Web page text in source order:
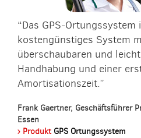
“Das GPS­-
kostengünstiges System
überschaubaren und
Handhabung und einer
Amortisationszeit.”
Frank Gaertner, Geschäftsführer
Essen
› Produkt GPS Ortungssystem